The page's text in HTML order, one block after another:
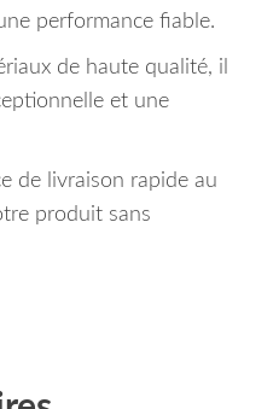
performance fiable.
de haute qualité, il
et une
de livraison rapide au
produit sans